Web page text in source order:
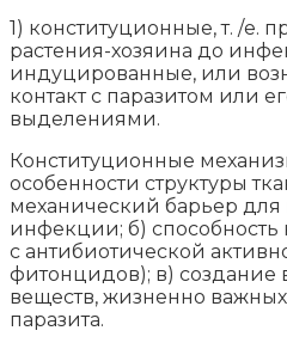
1) конституционные, т. /е.
растения-хозяина до
индуцированные, или
контакт с паразитом или
выделениями.
Конституционные
особенности структуры
механический барьер
инфекции; б)
с антибиотической
фитонцидов); в) создание
веществ, жизненно
паразита.